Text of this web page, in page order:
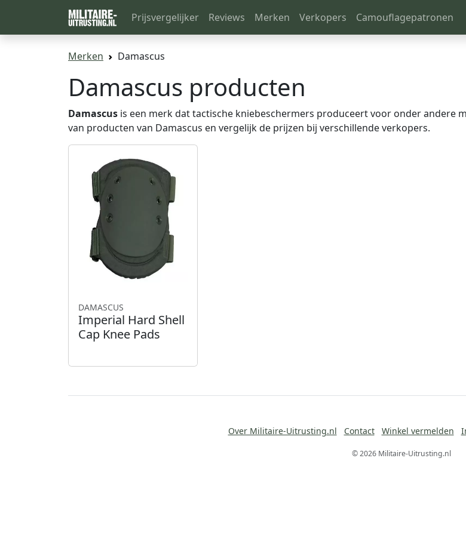
Prijsvergelijker Reviews Merken Verkopers Camouflagepatronen
Merken Damascus
Damascus producten
Damascus is een merk dat tactische kniebeschermers produceert voor onder andere
van producten van Damascus en vergelijk de prijzen bij verschillende verkopers.
DAMASCUS
Imperial Hard Shell
Cap Knee Pads
Over Militaire-Uitrusting.nl Contact Winkel vermelden
© 2026 Militaire-Uitrusting.nl